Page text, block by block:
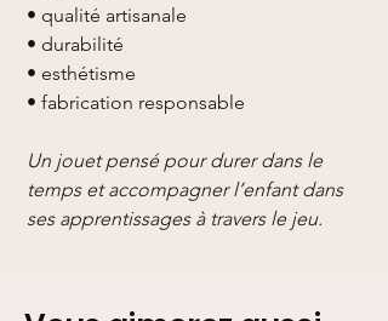
• qualité artisanale
• durabilité
• esthétisme
• fabrication responsable
Un jouet pensé pour durer dans le
temps et accompagner l’enfant dans
ses apprentissages à travers le jeu.